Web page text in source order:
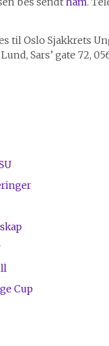
til Oslo Sjakkrets
Sars’ gate 72,
Cup